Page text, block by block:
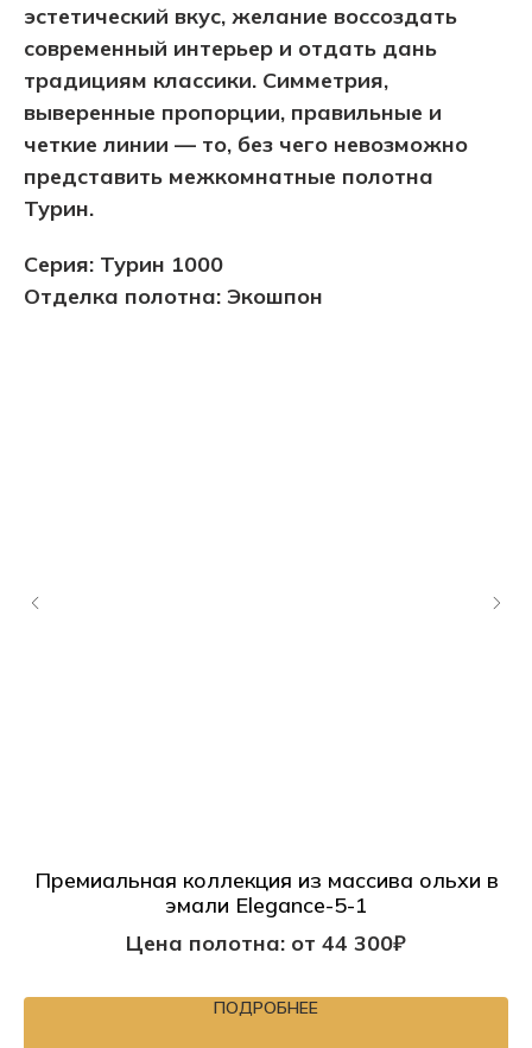
эстетический вкус, желание воссоздать
современный интерьер и отдать дань
традициям классики. Симметрия,
выверенные пропорции, правильные и
четкие линии — то, без чего невозможно
представить межкомнатные полотна
Турин.
Серия: Турин 1000
Отделка полотна: Экошпон
Премиальная коллекция из массива ольхи в
эмали Elegance-5-1
Цена полотна: от 44 300₽
ПОДРОБНЕЕ